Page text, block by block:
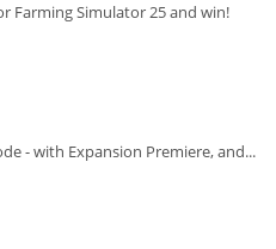
Farming Simulator 25 and win!
- with Expansion Premiere, and...